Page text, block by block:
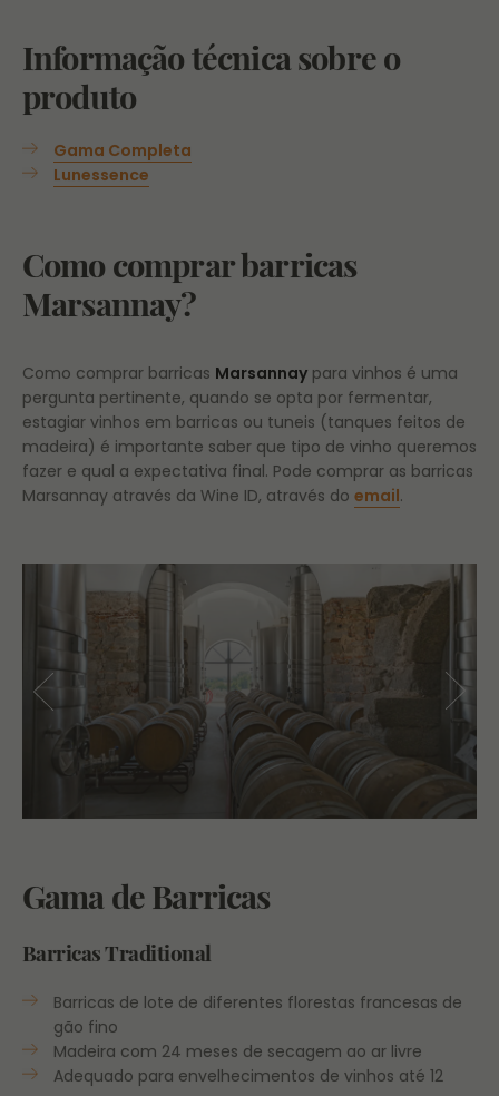
Informação técnica sobre o
produto
Gama Completa
Lunessence
Como comprar barricas
Marsannay?
Como comprar barricas Marsannay para vinhos é uma
pergunta pertinente, quando se opta por fermentar,
estagiar vinhos em barricas ou tuneis (tanques feitos de
madeira) é importante saber que tipo de vinho queremos
fazer e qual a expectativa final. Pode comprar as barricas
Marsannay através da Wine ID, através do email.
Gama de Barricas
Barricas Traditional
Barricas de lote de diferentes florestas francesas de
gão fino
Madeira com 24 meses de secagem ao ar livre
Adequado para envelhecimentos de vinhos até 12